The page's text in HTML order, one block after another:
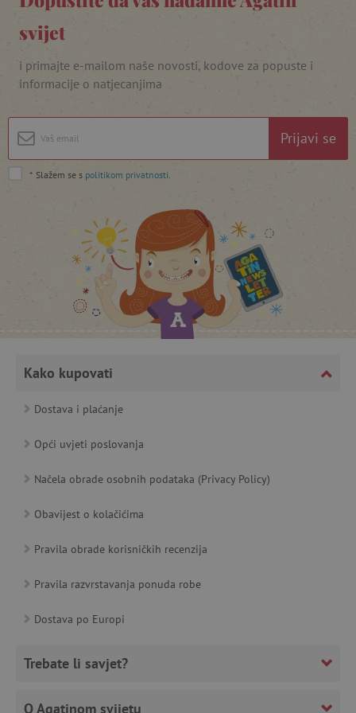
svijet
i primajte e-mailom naše novosti, kodove za popuste i
informacije o natjecanjima
Prijavi se
* Slažem se s politikom privatnosti
Kako kupovati
Dostava i plaćanje
Opći uvjeti poslovanja
Načela obrade osobnih podataka (Privacy Policy)
Obavijest o kolačićima
Pravila obrade korisničkih recenzija
Pravila razvrstavanja ponuda robe
Dostava po Europi
Trebate li savjet?
O Agatinom svijetu
featureFlagIdentifier
lastVisitedProduct www.agatinsvijet.hr
_lb_ccc
featureFlagCheckoutExperimentVariant www.agatinsvijet.hr
product_filter_remember
PHPSESSID
__cf_bm
Googleovu politiku privatnosti